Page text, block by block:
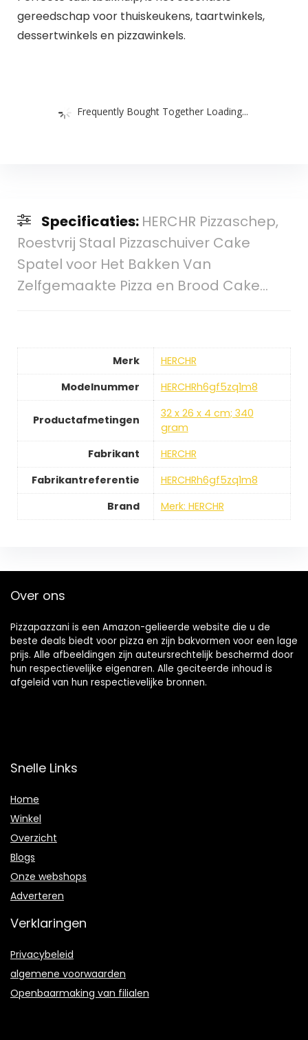
gereedschap voor thuiskeukens, taartwinkels,
dessertwinkels en pizzawinkels.
Frequently Bought Together Loading...
Specificaties: HERCHR Pizzaschep,
Roestvrij Staal Pizzaschuiver Cake
Spatel voor Het Bakken Van
Zelfgemaakte Pizza en Brood Cake…
Merk
HERCHR
Modelnummer
HERCHRh6gf5zq1m8
Productafmetingen
32 x 26 x 4 cm; 340
gram
Fabrikant
HERCHR
Fabrikantreferentie
HERCHRh6gf5zq1m8
Brand
Merk: HERCHR
Over ons
Pizzapazzani is een Amazon-gelieerde website die u de
beste deals biedt voor pizza en zijn bakvormen voor een lage
prijs. Alle afbeeldingen zijn auteursrechtelijk beschermd door
hun respectievelijke eigenaren. Alle geciteerde inhoud is
afgeleid van hun respectievelijke bronnen.
Snelle Links
Home
Winkel
Overzicht
Blogs
Onze webshops
Adverteren
Verklaringen
Privacybeleid
algemene voorwaarden
Openbaarmaking van filialen